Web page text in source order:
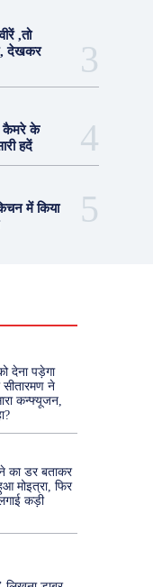
,तो
देखकर
कैमरे के
हदें
में किया
वास्तु शास्त्र
More
देना पड़ेगा
सीतारमण ने
कन्फ्यूजन,
का डर बताकर
मोइत्रा, फिर
कड़ी